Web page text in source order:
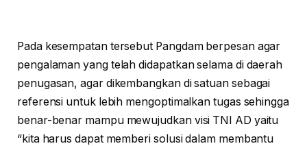
Pada kesempatan tersebut Pangdam berpesan agar
pengalaman yang telah didapatkan selama di daerah
penugasan, agar dikembangkan di satuan sebagai
referensi untuk lebih mengoptimalkan tugas sehingga
benar-benar mampu mewujudkan visi TNI AD yaitu
“kita harus dapat memberi solusi dalam membantu